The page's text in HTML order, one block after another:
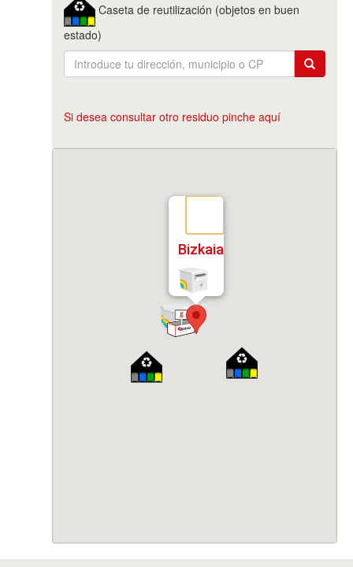
Caseta de reutilización (objetos en buen
estado)
Si desea consultar otro residuo pinche aquí
Bizkaia